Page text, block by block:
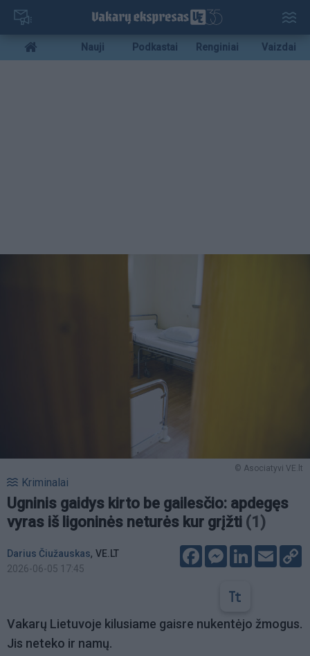
Pereiti
pagrindinį
turinį
Mobile
menu
Nauji Podkastai Renginiai Vaizdai
© Asociatyvi VE.lt
Kriminalai
Ugninis gaidys kirto be gailesčio: apdegęs
vyras iš ligoninės neturės kur grįžti (1)
Darius Čiužauskas, VE.LT
2026-06-05 17:45
FacebookMessenger
LinkedIn
Email
Vakarų Lietuvoje kilusiame gaisre nukentėjo žmogus.
Jis neteko ir namų.